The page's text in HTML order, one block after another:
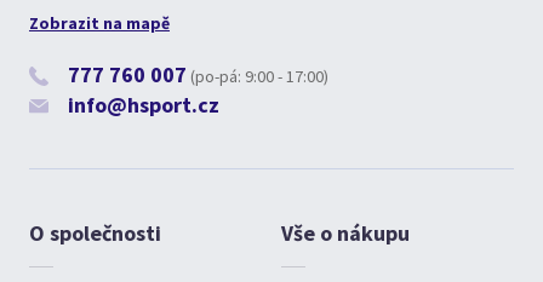
Zobrazit na mapě
777 760 007 (po-pá: 9:00 - 17:00)
info@hsport.cz
O společnosti Vše o nákupu